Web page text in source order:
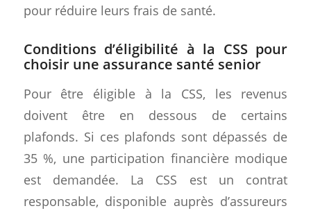
pour réduire leurs frais de santé.
Conditions d’éligibilité à la CSS pour
choisir une assurance santé senior
Pour être éligible à la CSS, les revenus
doivent être en dessous de certains
plafonds. Si ces plafonds sont dépassés de
35 %, une participation financière modique
est demandée. La CSS est un contrat
responsable, disponible auprès d’assureurs